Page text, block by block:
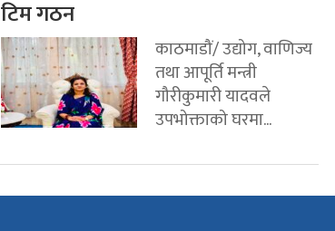
टिम गठन
काठमाडौं/ उद्योग, वाणिज्य
तथा आपूर्ति मन्त्री
गौरीकुमारी यादवले
उपभोक्ताको घरमा...